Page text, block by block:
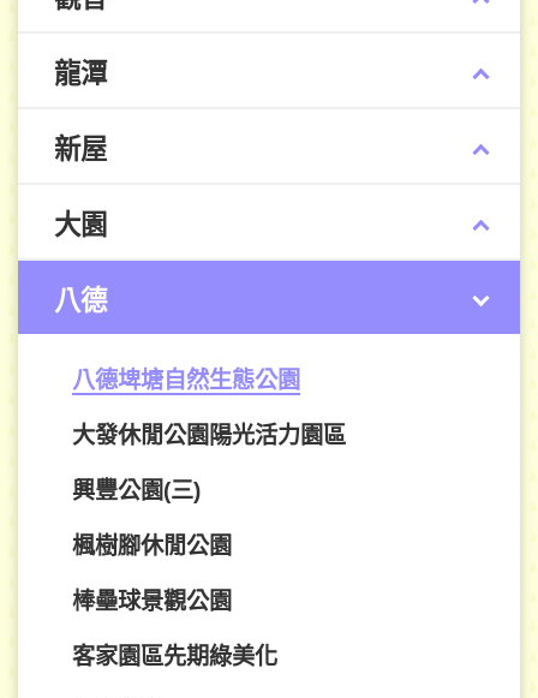
龍潭
新屋
大園
八德
八德埤塘自然生態公園
大發休閒公園陽光活力園區
興豐公園(三)
楓樹腳休閒公園
棒壘球景觀公園
客家園區先期綠美化